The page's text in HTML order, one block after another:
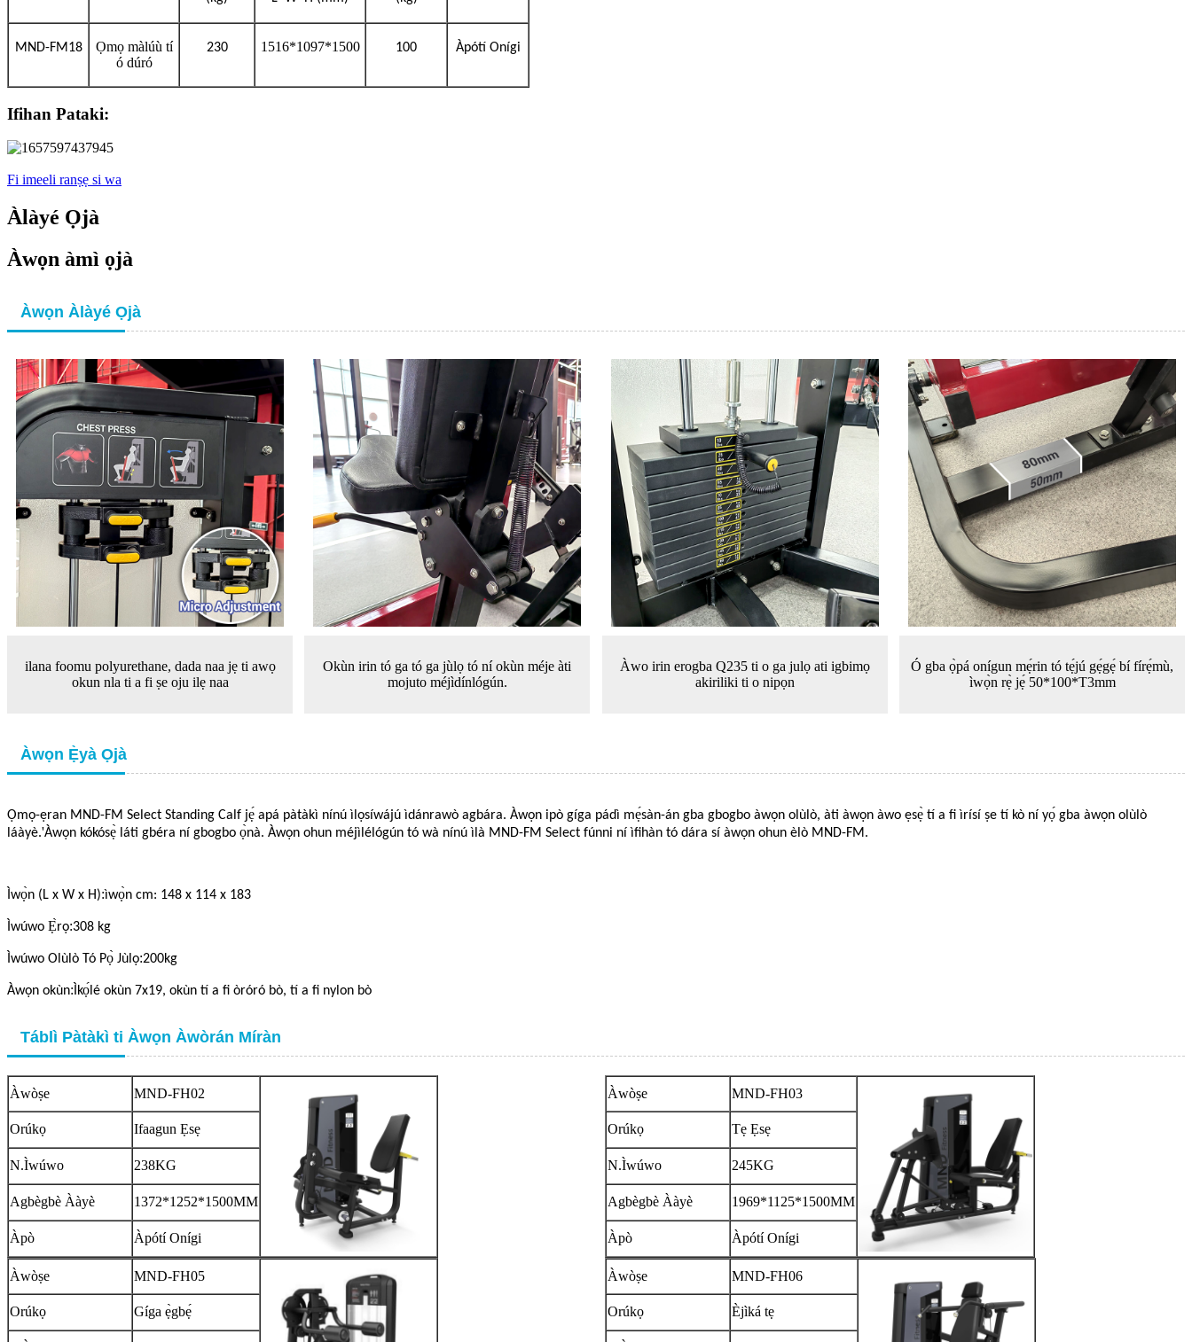
MND-FM18
Ọmọ màlúù tí
ó dúró
230 1516*1097*1500 100 Àpótí Onígi
Ifihan Pataki:
Fi imeeli ranṣẹ si wa
Àlàyé Ọjà
Àwọn àmì ọjà
Àwọn Àlàyé Ọjà
ilana foomu polyurethane, dada naa jẹ ti awọ
okun nla ti a fi ṣe oju ilẹ naa
Okùn irin tó ga tó ga jùlọ tó ní okùn méje àti
mojuto méjìdínlógún.
Àwo irin erogba Q235 ti o ga julọ ati igbimọ
akiriliki ti o nipọn
Ó gba ọ̀pá onígun mẹ́rin tó tẹ́jú gẹ́gẹ́ bí fírẹ́mù,
ìwọ̀n rẹ̀ jẹ́ 50*100*T3mm
Àwọn Ẹ̀yà Ọjà
Ọmọ-ẹran MND-FM Select Standing Calf jẹ́ apá pàtàkì nínú ìlọsíwájú ìdánrawò agbára. Àwọn ipò gíga pádì mẹ́sàn-án gba gbogbo àwọn olùlò, àti àwọn àwo ẹsẹ̀ tí a fi ìrísí ṣe tí kò ní yọ́ gba àwọn olùlò
láàyè.'Àwọn kókósẹ̀ láti gbéra ní gbogbo ọ̀nà. Àwọn ohun méjìlélógún tó wà nínú ìlà MND-FM Select fúnni ní ìfihàn tó dára sí àwọn ohun èlò MND-FM.
Ìwọ̀n (L x W x H):ìwọ̀n cm: 148 x 114 x 183
Ìwúwo Ẹ̀rọ:308 kg
Ìwúwo Olùlò Tó Pọ̀ Jùlọ:200kg
Àwọn okùn: Ìkọ́lé okùn 7x19, okùn tí a fi òróró bò, tí a fi nylon bò
Táblì Pàtàkì ti Àwọn Àwòrán Míràn
Àwòṣe MND-FH02
Orúkọ Ifaagun Ẹsẹ
N.Ìwúwo 238KG
Agbègbè Ààyè 1372*1252*1500MM
Àpò Àpótí Onígi
Àwòṣe MND-FH05
Orúkọ Gíga ẹ̀gbẹ́
Àwòṣe MND-FH03
Orúkọ Tẹ Ẹsẹ
N.Ìwúwo 245KG
Agbègbè Ààyè 1969*1125*1500MM
Àpò Àpótí Onígi
Àwòṣe MND-FH06
Orúkọ Èjìká tẹ